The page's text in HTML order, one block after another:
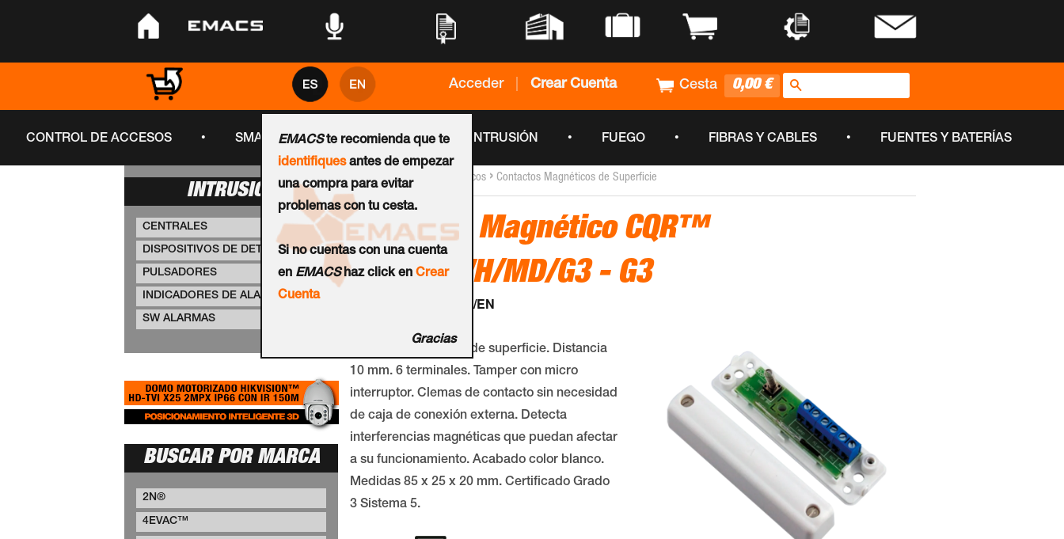
•
Acceder Crear Cuenta Cesta 0,00 €
EMACSte recomienda que te
identifiquesantes de empezar
una compra para evitar
problemas con tu cesta.
Si no cuentas con una cuenta
en EMACShaz click enCrear
Cuenta
Gracias
CONTROL DE ACCESOS • SMART CITY • CCTV • INTRUSIÓN • FUEGO • FIBRAS Y CABLES • FUENTES Y BATERÍAS
INTRUSIÓN
CENTRALES
DISPOSITIVOS DE DETECCIÓN
PULSADORES
INDICADORES DE ALARMA
SW ALARMAS
BUSCAR POR MARCA
2N®
4EVAC™
Inicio › Contactos Magnéticos › Contactos Magnéticos de Superficie
Contacto Magnético CQR™
SC570/WH/MD/G3 - G3
SC570/WH/G3/EN
Contacto magnético de superficie. Distancia
10 mm. 6 terminales. Tamper con micro
interruptor. Clemas de contacto sin necesidad
de caja de conexión externa. Detecta
interferencias magnéticas que puedan afectar
a su funcionamiento. Acabado color blanco.
Medidas 85 x 25 x 20 mm. Certificado Grado
3 Sistema 5.